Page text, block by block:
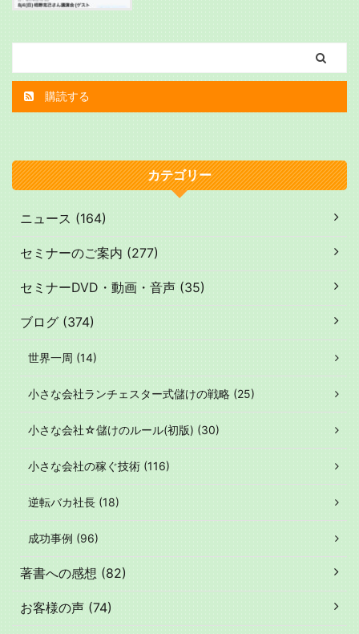
購読する
カテゴリー
ニュース (164)
セミナーのご案内 (277)
セミナーDVD・動画・音声 (35)
ブログ (374)
世界一周 (14)
小さな会社ランチェスター式儲けの戦略 (25)
小さな会社☆儲けのルール(初版) (30)
小さな会社の稼ぐ技術 (116)
逆転バカ社長 (18)
成功事例 (96)
著書への感想 (82)
お客様の声 (74)